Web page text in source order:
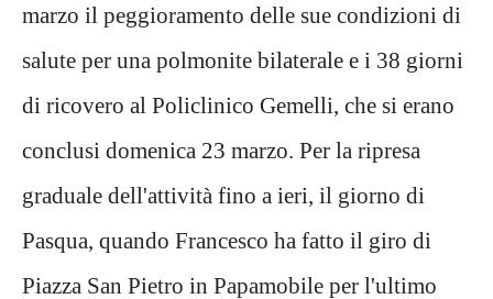
marzo il peggioramento delle sue condizioni di
salute per una polmonite bilaterale e i 38 giorni
di ricovero al Policlinico Gemelli, che si erano
conclusi domenica 23 marzo. Per la ripresa
graduale dell'attività fino a ieri, il giorno di
Pasqua, quando Francesco ha fatto il giro di
Piazza San Pietro in Papamobile per l'ultimo